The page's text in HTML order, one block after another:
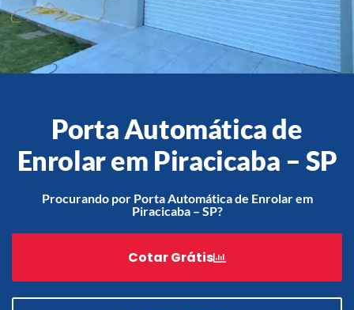
Acessórios
Enrolar em Teresópolis – RJ
Portão de Garagem de
Enrolar em São Pedro da
Aldeia – RJ
Porta Automática de
Enrolar em Piracicaba – SP
Procurando por Porta Automática de Enrolar em
Piracicaba – SP?
Cotar Grátis